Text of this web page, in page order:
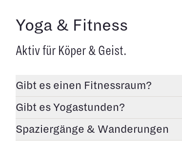
Yoga & Fitness
Aktiv für Köper & Geist.
Gibt es einen Fitnessraum?
Gibt es Yogastunden?
Spaziergänge & Wanderungen